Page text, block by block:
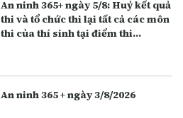
An ninh 365+ ngày 5/8: Huỷ kết quả
thi và tổ chức thi lại tất cả các môn
thi của thí sinh tại điểm thi
An ninh 365 + ngày 3/8/2026